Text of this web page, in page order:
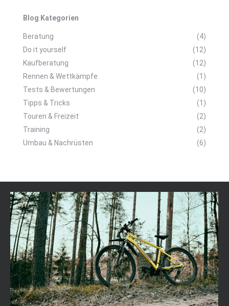
Blog Kategorien
Beratung
(4)
Do it yourself
(12)
Kaufberatung
(12)
Rennen & Wettkämpfe
(1)
Tests & Bewertungen
(10)
Tipps & Tricks
(1)
Touren & Freizeit
(2)
Training
(2)
Umbau & Nachrüsten
(6)